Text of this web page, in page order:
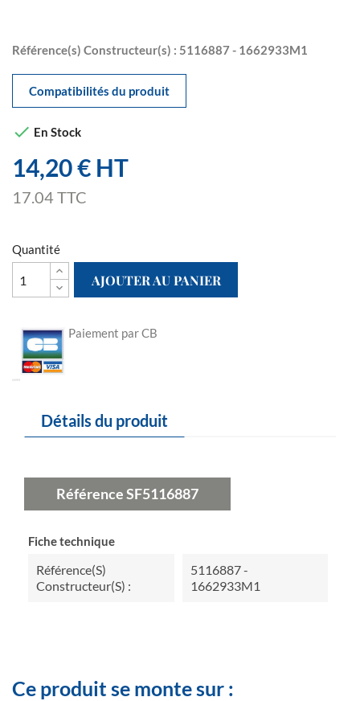
Référence(s) Constructeur(s) : 5116887 - 1662933M1
Compatibilités du produit
 En Stock
14,20 € HT
17.04 TTC
Quantité
AJOUTER AU PANIER
Paiement par CB
Détails du produit
RéférenceSF5116887
Fiche technique
Référence(s)
Constructeur(s) :
5116887 -
1662933M1
Ce produit se monte sur :